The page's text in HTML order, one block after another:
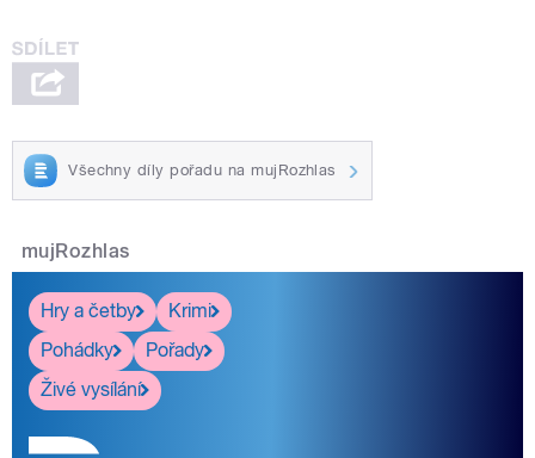
Všechny díly pořadu na mujRozhlas
mujRozhlas
Hry a četby
Krimi
Pohádky
Pořady
Živé vysílání